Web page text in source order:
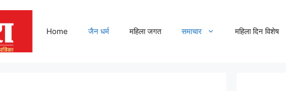
Home जैन धर्म महिला जगत समाचार महिला दिन विशेष